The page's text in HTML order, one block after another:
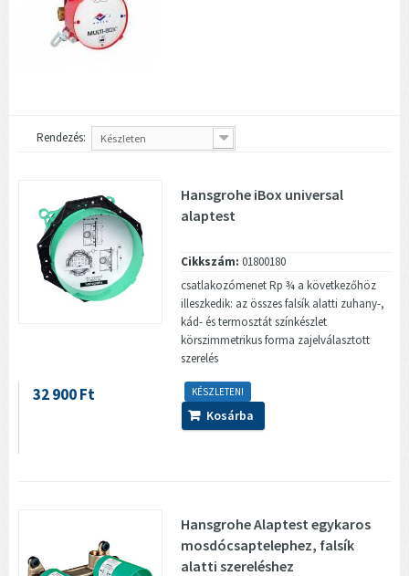
Rendezés: Készleten
Hansgrohe iBox universal
alaptest
Cikkszám: 01800180
csatlakozómenet Rp ¾ a következőhöz
illeszkedik: az összes falsík alatti zuhany-,
kád- és termosztát színkészlet
körszimmetrikus forma zajelválasztott
szerelés
KÉSZLETEN!
32 900 Ft
Kosárba
Hansgrohe Alaptest egykaros
mosdócsaptelephez, falsík
alatti szereléshez